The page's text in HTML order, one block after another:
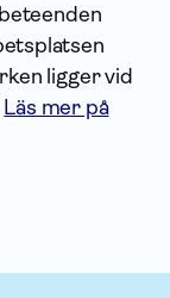
ligger vid
Läs mer på